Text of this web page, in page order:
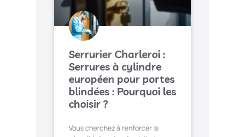
Serrurier Charleroi :
Serrures à cylindre
européen pour portes
blindées : Pourquoi les
choisir ?
Vous cherchez à renforcer la